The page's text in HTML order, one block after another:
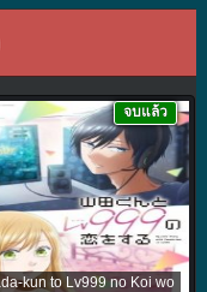
kun to Lv999 no Koi wo
จบแล้ว